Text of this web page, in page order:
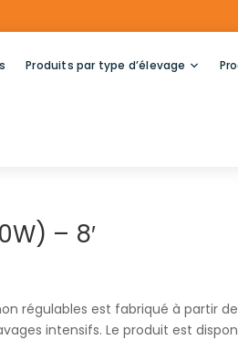
Produits par type d’élevage
– 8′
régulables est fabriqué à partir de
intensifs. Le produit est